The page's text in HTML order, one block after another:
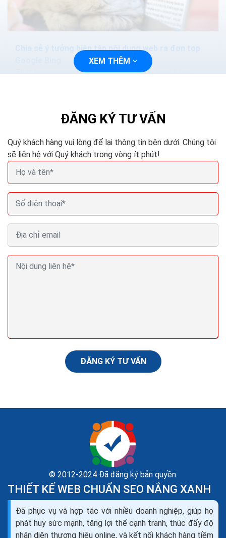
Chia sẻ ý tưởng biên tập nội dung web ra đơn top
Thật hoang mang khi tôi vừa nói ở trên rằng không
Cách xây dựng nội dung web hấp dẫn chuẩn Google
Bing ra đơn
SEO content hiểu đơn giản là phương pháp SEO dưạ
XEM THÊM
ĐĂNG KÝ TƯ VẤN
Quý khách hàng vui lòng để lại thông tin bên dưới. Chúng tôi
sẽ liên hệ với Quý khách trong vòng ít phút!
ĐĂNG KÝ TƯ VẤN
© 2012-2024 Đã đăng ký bản quyền.
THIẾT KẾ WEB CHUẨN SEO NẮNG XANH
Đã phục vụ và hợp tác với nhiều doanh nghiệp, giúp họ
phát huy sức mạnh, tăng lợi thế cạnh tranh, thúc đẩy độ
nhận diện thương hiệu online, và kết nối khách hàng tiềm